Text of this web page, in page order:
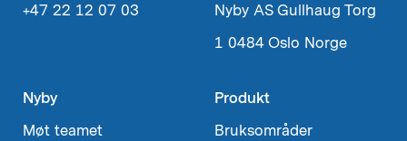
+47 22 12 07 03
Nyby AS Gullhaug Torg
1 0484 Oslo Norge
Nyby
Møt teamet
Produkt
Bruksområder